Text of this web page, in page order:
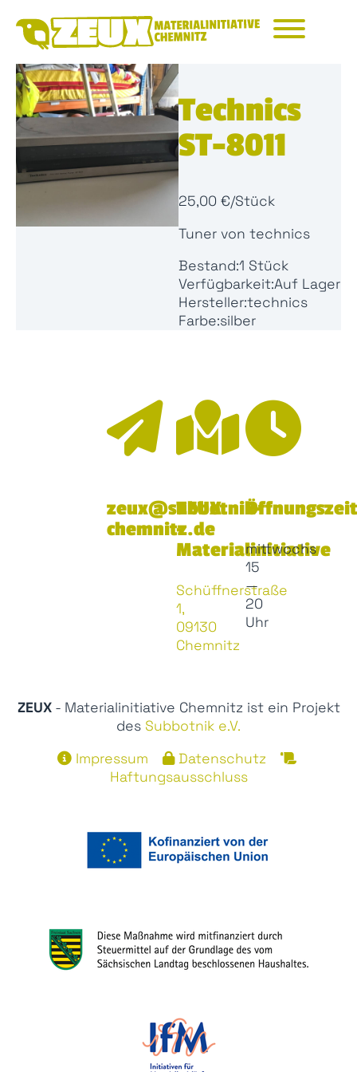
Technics
ST-8011
25,00 €/Stück
Tuner von technics
Bestand:1 Stück
Verfügbarkeit:Auf Lager
Hersteller:technics
Farbe:silber
zeux@subbotnik-
chemnitz.de
ZEUX
-
Materialinitiative
Schüffnerstraße
1,
09130
Chemnitz
mittwochs
15
—
20
Uhr
ZEUX- Materialinitiative Chemnitz ist ein Projekt
des Subbotnik e.V.
Impressum
Datenschutz
Haftungsausschluss